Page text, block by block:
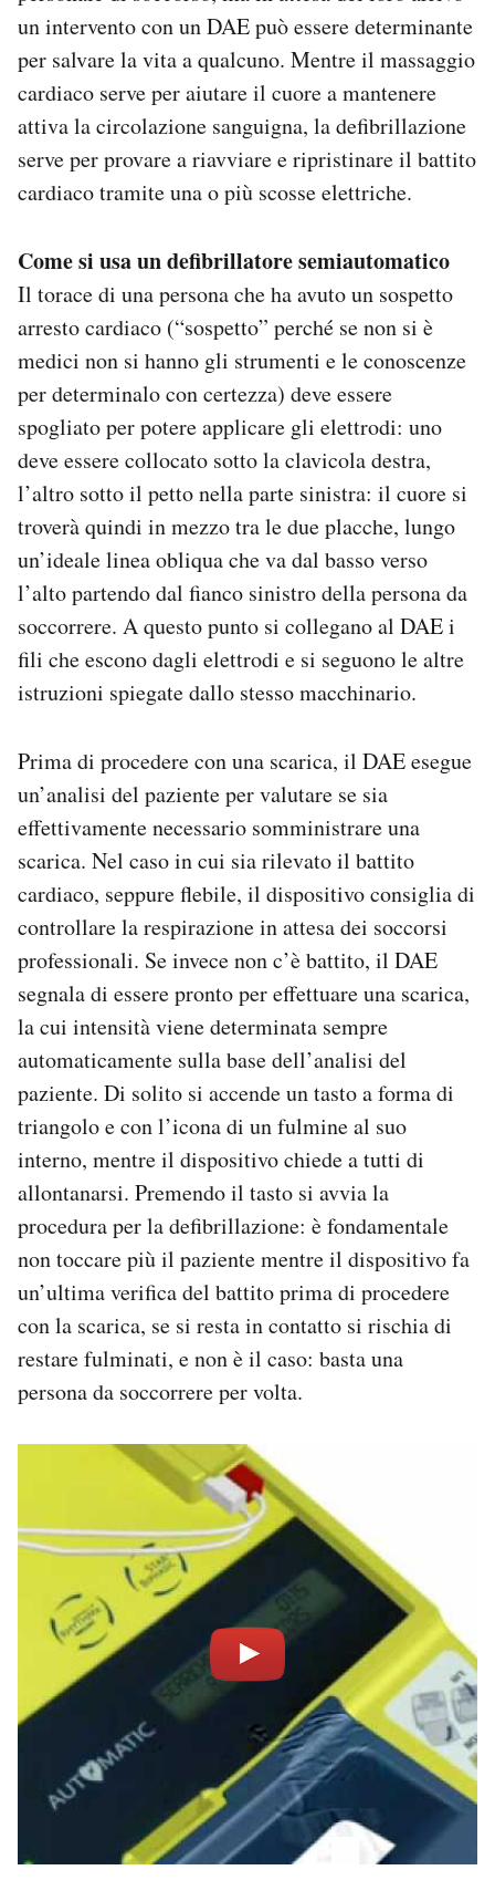
un intervento con un DAE può essere determinante
per salvare la vita a qualcuno. Mentre il massaggio
cardiaco serve per aiutare il cuore a mantenere
attiva la circolazione sanguigna, la defibrillazione
serve per provare a riavviare e ripristinare il battito
cardiaco tramite una o più scosse elettriche.
Come si usa un defibrillatore semiautomatico
Il torace di una persona che ha avuto un sospetto
arresto cardiaco (“sospetto” perché se non si è
medici non si hanno gli strumenti e le conoscenze
per determinalo con certezza) deve essere
spogliato per potere applicare gli elettrodi: uno
deve essere collocato sotto la clavicola destra,
l’altro sotto il petto nella parte sinistra: il cuore si
troverà quindi in mezzo tra le due placche, lungo
un’ideale linea obliqua che va dal basso verso
l’alto partendo dal fianco sinistro della persona da
soccorrere. A questo punto si collegano al DAE i
fili che escono dagli elettrodi e si seguono le altre
istruzioni spiegate dallo stesso macchinario.
Prima di procedere con una scarica, il DAE esegue
un’analisi del paziente per valutare se sia
effettivamente necessario somministrare una
scarica. Nel caso in cui sia rilevato il battito
cardiaco, seppure flebile, il dispositivo consiglia di
controllare la respirazione in attesa dei soccorsi
professionali. Se invece non c’è battito, il DAE
segnala di essere pronto per effettuare una scarica,
la cui intensità viene determinata sempre
automaticamente sulla base dell’analisi del
paziente. Di solito si accende un tasto a forma di
triangolo e con l’icona di un fulmine al suo
interno, mentre il dispositivo chiede a tutti di
allontanarsi. Premendo il tasto si avvia la
procedura per la defibrillazione: è fondamentale
non toccare più il paziente mentre il dispositivo fa
un’ultima verifica del battito prima di procedere
con la scarica, se si resta in contatto si rischia di
restare fulminati, e non è il caso: basta una
persona da soccorrere per volta.